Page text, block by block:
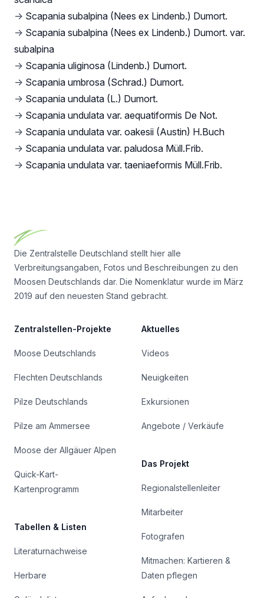
→ Scapania subalpina (Nees ex Lindenb.) Dumort.
→ Scapania subalpina (Nees ex Lindenb.) Dumort. var.
subalpina
→ Scapania uliginosa (Lindenb.) Dumort.
→ Scapania umbrosa (Schrad.) Dumort.
→ Scapania undulata (L.) Dumort.
→ Scapania undulata var. aequatiformis De Not.
→ Scapania undulata var. oakesii (Austin) H.Buch
→ Scapania undulata var. paludosa Müll.Frib.
→ Scapania undulata var. taeniaeformis Müll.Frib.
Die Zentralstelle Deutschland stellt hier alle
Verbreitungsangaben, Fotos und Beschreibungen zu den
Moosen Deutschlands dar. Die Nomenklatur wurde im März
2019 auf den neuesten Stand gebracht.
Zentralstellen-Projekte
Moose Deutschlands
Flechten Deutschlands
Pilze Deutschlands
Pilze am Ammersee
Moose der Allgäuer Alpen
Quick-Kart-
Kartenprogramm
Tabellen & Listen
Literaturnachweise
Herbare
Aktuelles
Videos
Neuigkeiten
Exkursionen
Angebote / Verkäufe
Das Projekt
Regionalstellenleiter
Mitarbeiter
Fotografen
Mitmachen: Kartieren &
Daten pflegen